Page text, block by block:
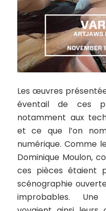
Les œuvres
éventail de ces
notamment aux
et ce que l’on
numérique. Comme
Dominique Moulon,
ces pièces étaient
scénographie
improbables. Une